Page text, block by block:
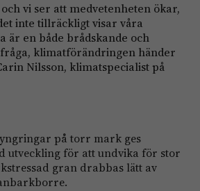
vi ser att medvetenheten ökar,
inte tillräckligt visar våra
är en både brådskande och
klimatförändringen händer
Nilsson, klimatspecialist på
på torr mark ges
utveckling för att undvika för stor
gran drabbas lätt av